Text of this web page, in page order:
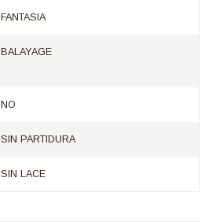
FANTASIA
BALAYAGE
NO
SIN PARTIDURA
SIN LACE